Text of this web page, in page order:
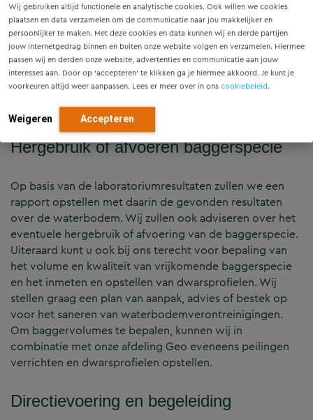
Wij gebruiken altijd functionele en analytische cookies. Ook willen we cookies
plaatsen en data verzamelen om de communicatie naar jou makkelijker en
persoonlijker te maken. Met deze cookies en data kunnen wij en derde partijen
jouw internetgedrag binnen en buiten onze website volgen en verzamelen. Hiermee
passen wij en derden onze website, advertenties en communicatie aan jouw
interesses aan. Door op ‘accepteren’ te klikken ga je hiermee akkoord. Je kunt je
voorkeuren altijd weer aanpassen. Lees er meer over in ons cookiebeleid.
Weigeren Accepteren
Tijdens waterbodemonderzoek worden allerlei
standaard gegevens genoteerd over het water en de
grond die gebaggerd moet worden. Ook worden er
monsters genomen van de waterbodem. Deze monsters
sturen we naar het laboratorium, waar gekeken wordt
naar de waarden en de samenstelling van de
waterbodem.
Hergebruik of afvoeren baggerspecie
Op basis van de laboratoriumresultaten zullen we een
rapport opstellen met daarin de gevonden resultaten
over de waterbodem. Wij zullen ook adviseren over het
eventuele hergebruik of afvoering van de baggerspecie.
Uiteraard kunt u ook bij ons terecht voor bepaling van
het volume en kwaliteit van vrijkomende baggerspecie
en het inmeten en opstellen van dwarsprofielen. Wij
stellen graag een plan van aanpak, advies of bestek op
voor het saneren van waterbodemverontreinigingen.
Om baggervolumes te bepalen, kunnen wij in
combinatie met onze afdeling Geo eveneens peilingen
verrichten en dwarsprofielen opstellen.
Directievoering en begeleiding